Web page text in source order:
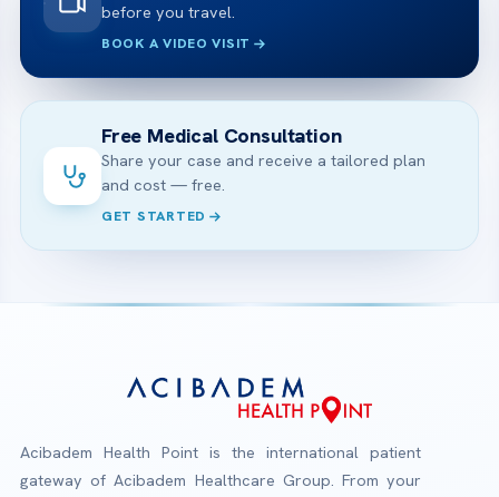
before you travel.
BOOK A VIDEO VISIT
Free Medical Consultation
Share your case and receive a tailored plan
and cost — free.
GET STARTED
Acibadem Health Point is the international patient
gateway of Acibadem Healthcare Group. From your